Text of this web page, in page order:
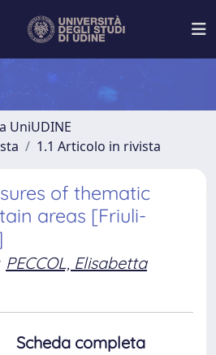
UniUDINE
1.1 Articolo in rivista
of thematic
areas [Friuli-
PECCOL, Elisabetta
Scheda completa